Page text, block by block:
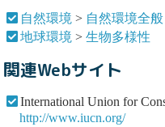
自然環境 > 自然環境全般
地球環境 >生物多様性
関連Webサイト
International Union for
http://www.iucn.org/